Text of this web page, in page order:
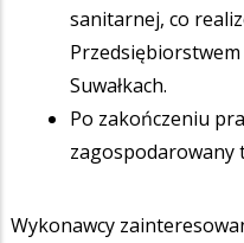
sanitarnej, co
Suwałkach.
Po zakończeniu
zagospodarowany
Wykonawcy